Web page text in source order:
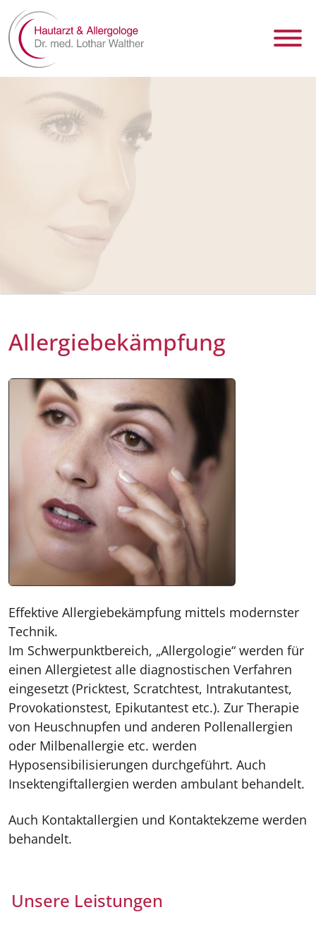
Allergiebekämpfung
Effektive Allergiebekämpfung mittels modernster
Technik.
Im Schwerpunktbereich, „Allergologie“ werden für
einen Allergietest alle diagnostischen Verfahren
eingesetzt (Pricktest, Scratchtest, Intrakutantest,
Provokationstest, Epikutantest etc.). Zur Therapie
von Heuschnupfen und anderen Pollenallergien
oder Milbenallergie etc. werden
Hyposensibilisierungen durchgeführt. Auch
Insektengiftallergien werden ambulant behandelt.
Auch Kontaktallergien und Kontaktekzeme werden
behandelt.
Unsere Leistungen